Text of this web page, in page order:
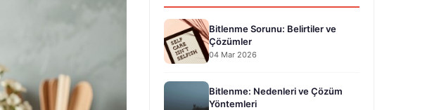
Bitlenme Sorunu: Belirtiler ve
Çözümler
04 Mar 2026
Bitlenme: Nedenleri ve Çözüm
Yöntemleri